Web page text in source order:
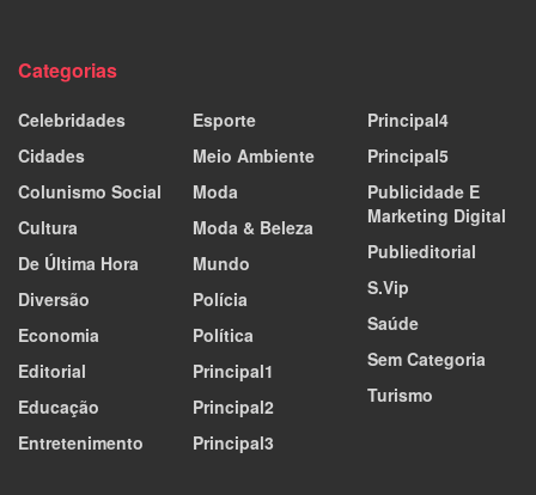
Categorias
Celebridades
Cidades
Colunismo Social
Cultura
De Última Hora
Diversão
Economia
Editorial
Educação
Entretenimento
Esporte
Meio Ambiente
Moda
Moda & Beleza
Mundo
Polícia
Política
Principal1
Principal2
Principal3
Principal4
Principal5
Publicidade E
Marketing Digital
Publieditorial
S.Vip
Saúde
Sem Categoria
Turismo